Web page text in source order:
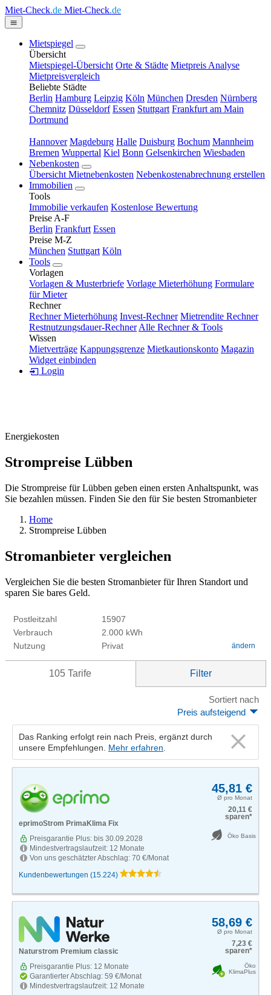
Miet-Check.de Miet-Check.de
Mietspiegel
Übersicht
Mietspiegel-Übersicht Orte & Städte Mietpreis Analyse
Mietpreisvergleich
Beliebte Städte
Berlin Hamburg Leipzig Köln München Dresden Nürnberg
Chemnitz Düsseldorf Essen Stuttgart Frankfurt am Main
Dortmund
Hannover Magdeburg Halle Duisburg Bochum Mannheim
Bremen Wuppertal Kiel Bonn Gelsenkirchen Wiesbaden
Nebenkosten
Übersicht Mietnebenkosten Nebenkostenabrechnung erstellen
Immobilien
Tools
Immobilie verkaufen Kostenlose Bewertung
Preise A-F
Berlin Frankfurt Essen
Preise M-Z
München Stuttgart Köln
Tools
Vorlagen
Vorlagen & Musterbriefe Vorlage Mieterhöhung Formulare
für Mieter
Rechner
Rechner Mieterhöhung Invest-Rechner Mietrendite Rechner
Restnutzungsdauer-Rechner Alle Rechner & Tools
Wissen
Mietverträge Kappungsgrenze Mietkautionskonto Magazin
Widget einbinden
Login
Energiekosten
Strompreise Lübben
Die Strompreise für Lübben geben einen ersten Anhaltspunkt, was
Sie bezahlen müssen. Finden Sie den für Sie besten Stromanbieter
Home
Strompreise Lübben
Stromanbieter vergleichen
Vergleichen Sie die besten Stromanbieter für Ihren Standort und
sparen Sie bares Geld.